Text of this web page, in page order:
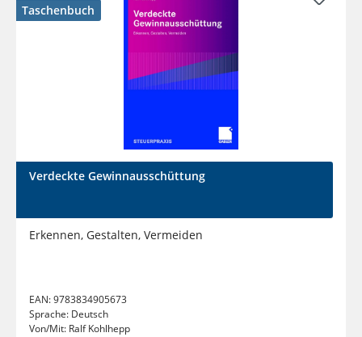
Taschenbuch
Verdeckte Gewinnausschüttung
Erkennen, Gestalten, Vermeiden
EAN:9783834905673
Sprache: Deutsch
Von/Mit: Ralf Kohlhepp